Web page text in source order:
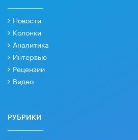
Новости
Колонки
Аналитика
Интервью
Рецензии
Видео
РУБРИКИ